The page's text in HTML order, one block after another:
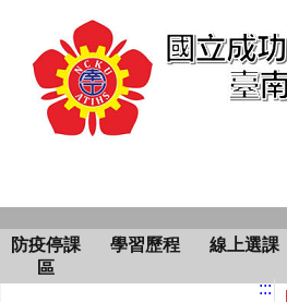
防疫停課
區
學習歷程 線上選課
:::